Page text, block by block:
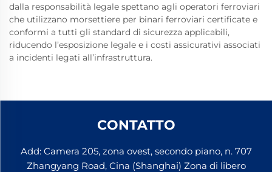
dalla responsabilità legale spettano agli operatori ferroviari
che utilizzano morsettiere per binari ferroviari certificate e
conformi a tutti gli standard di sicurezza applicabili,
riducendo l’esposizione legale e i costi assicurativi associati
a incidenti legati all’infrastruttura.
CONTATTO
Add: Camera 205, zona ovest, secondo piano, n. 707
Zhangyang Road, Cina (Shanghai) Zona di libero